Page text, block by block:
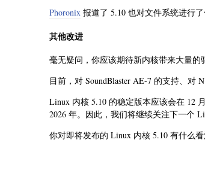
Phoronix 报道了 5.10 也对文件系统进行
其他改进
毫无疑问，你应该期待新内核带来大量的
目前，对 SoundBlaster AE-7 的支持、对
Linux 内核 5.10 的稳定版本应该会在 12
2026 年。因此，我们将继续关注下一个
你对即将发布的 Linux 内核 5.10 有什么